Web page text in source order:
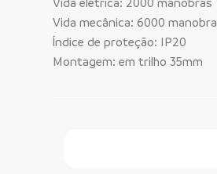
Vida mecânica: 6000
Índice de proteção: IP20
Montagem: em trilho 35mm